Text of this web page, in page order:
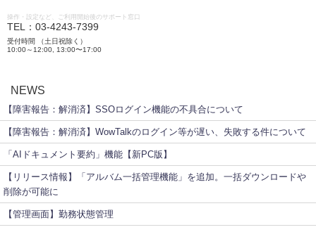
操作・設定など、ご利用開始後のサポート窓口
TEL：03-4243-7399
受付時間 （土日祝除く）
10:00～12:00, 13:00〜17:00
NEWS
【障害報告：解消済】SSOログイン機能の不具合について
【障害報告：解消済】WowTalkのログイン等が遅い、失敗する件について
「AIドキュメント要約」機能【新PC版】
【リリース情報】「アルバム一括管理機能」を追加。一括ダウンロードや
削除が可能に
【管理画面】勤務状態管理